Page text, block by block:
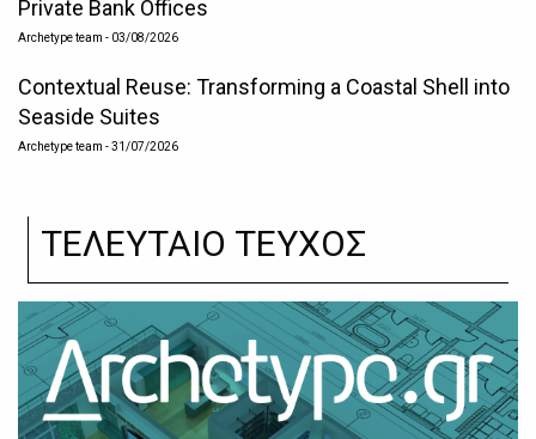
Private Bank Offices
Archetype team - 03/08/2026
Contextual Reuse: Transforming a Coastal Shell into
Seaside Suites
Archetype team - 31/07/2026
ΤΕΛΕΥΤΑΙΟ ΤΕΥΧΟΣ